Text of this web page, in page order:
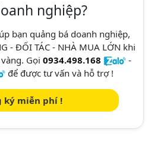
nghiệp?
bạn quảng bá doanh nghiệp,
- ĐỐI TÁC - NHÀ MUA LỚN khi
Gọi 0934.498.168
-
để được tư vấn và hỗ trợ !
ký miễn phí !